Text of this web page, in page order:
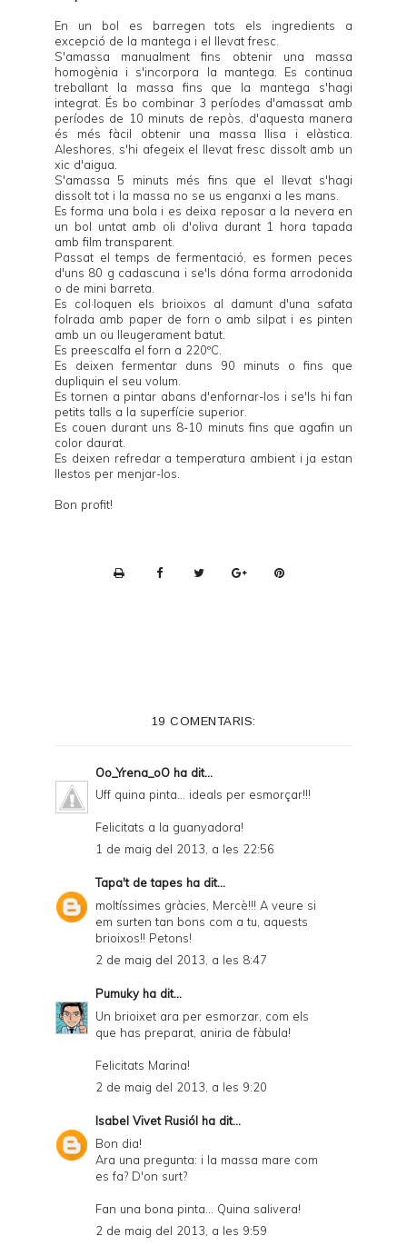
En un bol es barregen tots els ingredients a
excepció de la mantega i el llevat fresc.
S'amassa manualment fins obtenir una massa
homogènia i s'incorpora la mantega. Es continua
treballant la massa fins que la mantega s'hagi
integrat. És bo combinar 3 períodes d'amassat amb
períodes de 10 minuts de repòs, d'aquesta manera
és més fàcil obtenir una massa llisa i elàstica.
Aleshores, s'hi afegeix el llevat fresc dissolt amb un
xic d'aigua.
S'amassa 5 minuts més fins que el llevat s'hagi
dissolt tot i la massa no se us enganxi a les mans.
Es forma una bola i es deixa reposar a la nevera en
un bol untat amb oli d'oliva durant 1 hora tapada
amb film transparent.
Passat el temps de fermentació, es formen peces
d'uns 80 g cadascuna i se'ls dóna forma arrodonida
o de mini barreta.
Es col·loquen els brioixos al damunt d'una safata
folrada amb paper de forn o amb silpat i es pinten
amb un ou lleugerament batut.
Es preescalfa el forn a 220ºC.
Es deixen fermentar duns 90 minuts o fins que
dupliquin el seu volum.
Es tornen a pintar abans d'enfornar-los i se'ls hi fan
petits talls a la superfície superior.
Es couen durant uns 8-10 minuts fins que agafin un
color daurat.
Es deixen refredar a temperatura ambient i ja estan
llestos per menjar-los.
Bon profit!
e
l
d
P
D
F
19 COMENTARIS:
Oo_Yrena_oO ha dit...
Uff quina pinta... ideals per esmorçar!!!
Felicitats a la guanyadora!
1 de maig del 2013, a les 22:56
Tapa't de tapes ha dit...
moltíssimes gràcies, Mercè!!! A veure si
em surten tan bons com a tu, aquests
brioixos!! Petons!
2 de maig del 2013, a les 8:47
Pumukyha dit...
Un brioixet ara per esmorzar, com els
que has preparat, aniria de fàbula!
Felicitats Marina!
2 de maig del 2013, a les 9:20
Isabel Vivet Rusiól ha dit...
Bon dia!
Ara una pregunta: i la massa mare com
es fa? D'on surt?
Fan una bona pinta... Quina salivera!
2 de maig del 2013, a les 9:59